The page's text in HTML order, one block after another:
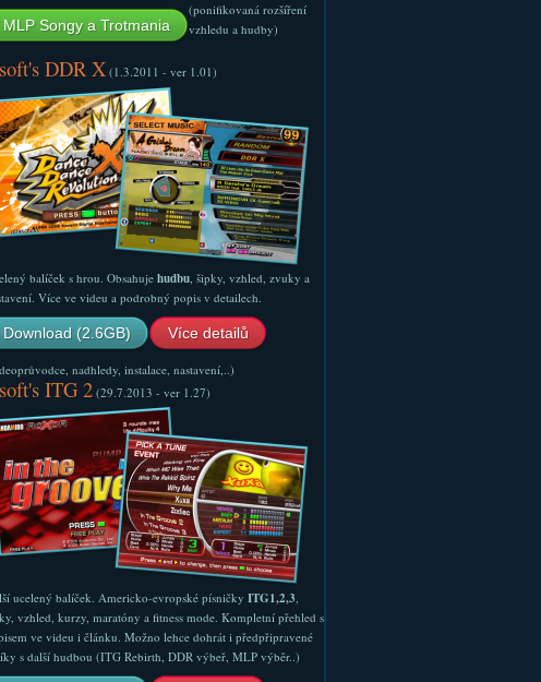
MLP Songy a Trotmania
(ponifikovaná rozšíření
vzhledu a hudby)
DDR X(1.3.2011 - ver 1.01)
balíček s hrou. Obsahuje hudbu, šipky, vzhled, zvuky a
Více ve videu a podrobný popis v detailech.
Download (2.6GB) Více detailů
nadhledy, instalace, nastavení,..)
ITG 2(29.7.2013 - ver 1.27)
ucelený balíček. Americko-evropské písničky ITG1,2,3,
vzhled, kurzy, maratóny a fitness mode. Kompletní přehled s
ve videu i článku. Možno lehce dohrát i předpřipravené
s další hudbou (ITG Rebirth, DDR výbeř, MLP výběr..)